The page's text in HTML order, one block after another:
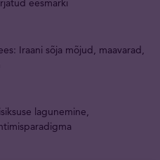
eesmärki
Iraani sõja mõjud, maavarad,
lagunemine,